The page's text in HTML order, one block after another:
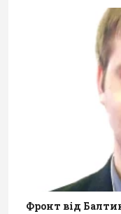
Фронт від